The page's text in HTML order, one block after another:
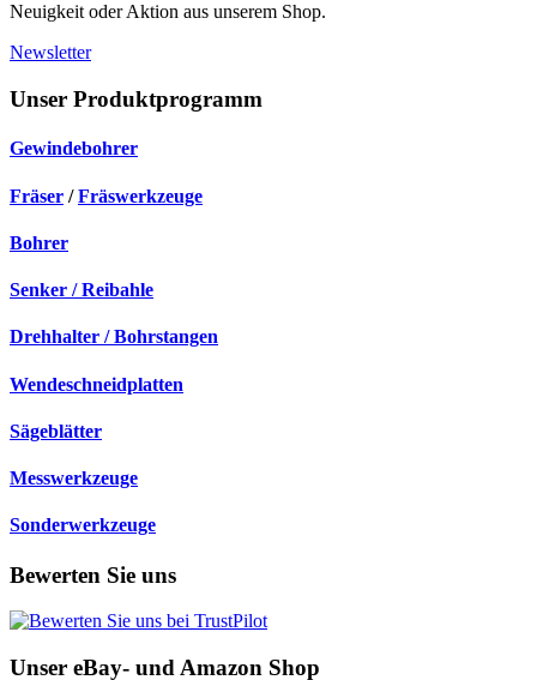
Neuigkeit oder Aktion aus unserem Shop.
Newsletter
Unser Produktprogramm
Gewindebohrer
Fräser /Fräswerkzeuge
Bohrer
Senker / Reibahle
Drehhalter / Bohrstangen
Wendeschneidplatten
Sägeblätter
Messwerkzeuge
Sonderwerkzeuge
Bewerten Sie uns
Unser eBay- und Amazon Shop